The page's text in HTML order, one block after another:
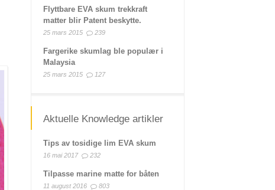
Flyttbare EVA skum trekkraft
matter blir Patent beskytte.
25 mars 2015 239
Fargerike skumlag ble populær i
Malaysia
25 mars 2015 127
Aktuelle Knowledge artikler
Tips av tosidige lim EVA skum
16 mai 2017 232
Tilpasse marine matte for båten
11 august 2016 803